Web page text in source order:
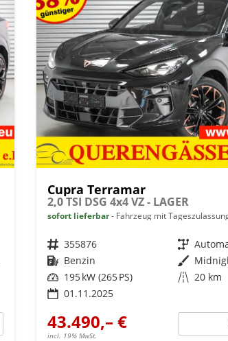
Cupra Terramar
2,0 TSI DSG 4x4 VZ - LAGER
sofort lieferbar Fahrzeug mit
Fahrzeugnr. 355876 Getriebe
Kraftstoff Benzin Außenfarbe
Leistung 195 kW (265 PS) Kilometerstand 20 km
01.11.2025
43.490,– €
incl. 19% MwSt.